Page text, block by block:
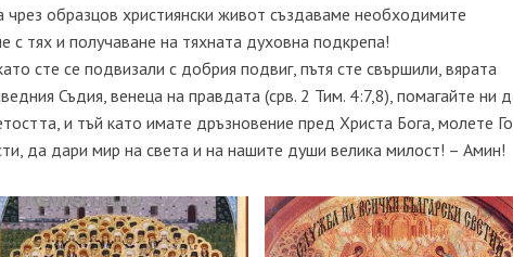
чрез образцов християнски живот създаваме необходимите
с тях и получаване на тяхната духовна подкрепа!
сте се подвизали с добрия подвиг, пътя сте свършили, вярата
Съдия, венеца на правдата (срв. 2 Тим. 4:7,8), помагайте ни
и тъй като имате дръзновение пред Христа Бога, молете Го
да дари мир на света и на нашите души велика милост! – Амин!